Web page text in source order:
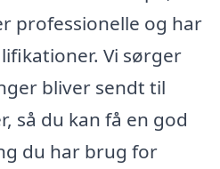
professionelle og har
Vi sørger
bliver sendt til
så du kan få en god
du har brug for